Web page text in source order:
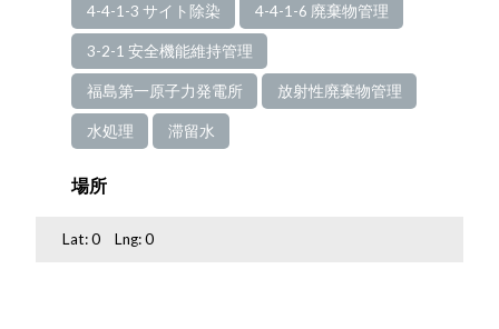
4-4-1-3 サイト除染 4-4-1-6 廃棄物管理
3-2-1 安全機能維持管理
福島第一原子力発電所 放射性廃棄物管理
水処理 滞留水
場所
Lat:0 Lng:0